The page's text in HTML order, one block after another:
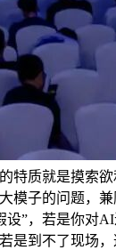
质就是摸索
子的问题，
”，若是你对
到不了现场